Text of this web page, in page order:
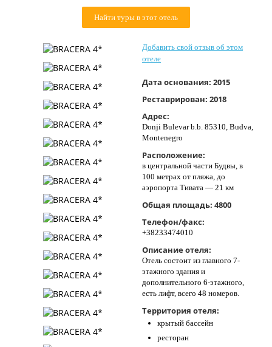
Найти туры в этот отель
Добавить свой отзыв об этом
отеле
Дата основания: 2015
Реставрирован: 2018
Адрес:
Donji Bulevar b.b. 85310, Budva,
Montenegro
Расположение:
в центральной части Будвы, в
100 метрах от пляжа, до
аэропорта Тивата — 21 км
Общая площадь: 4800
Телефон/факс:
+38233474010
Описание отеля:
Отель состоит из главного 7-
этажного здания и
дополнительного 6-этажного,
есть лифт, всего 48 номеров.
Территория отеля:
крытый бассейн
ресторан